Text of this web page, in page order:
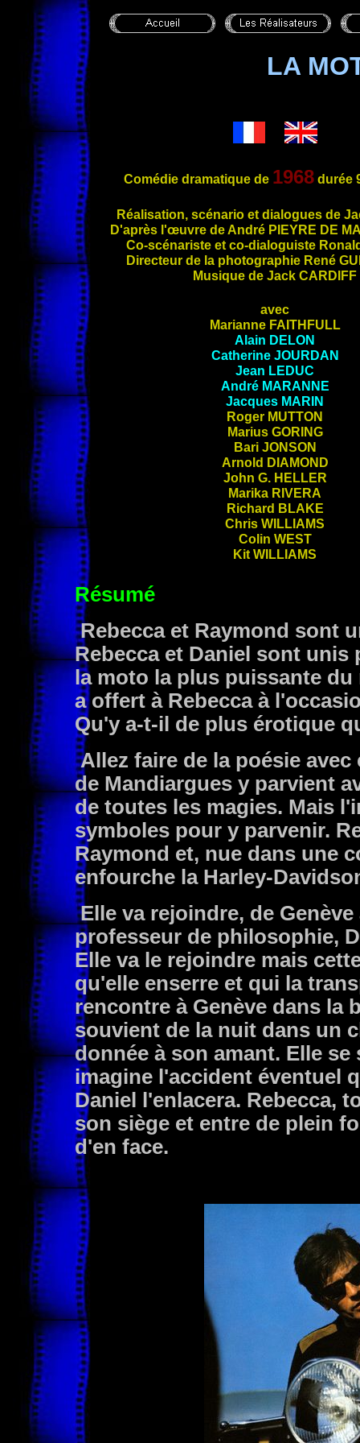
LA
Comédie dramatique de 1968 durée
Réalisation, scénario et dialogues de
D'après l'œuvre de André PIEYRE DE
Co-scénariste et co-dialoguiste
Directeur de la photographie René
Musique de Jack CARDIFF
avec
Marianne FAITHFULL
Alain DELON
Catherine JOURDAN
Jean LEDUC
André MARANNE
Jacques MARIN
Roger MUTTON
Marius GORING
Bari JONSON
Arnold DIAMOND
John G. HELLER
Marika RIVERA
Richard BLAKE
Chris WILLIAMS
Colin WEST
Kit WILLIAMS
Résumé
Rebecca et Raymond sont
Rebecca et Daniel sont unis
la moto la plus puissante du
a offert à Rebecca à
Qu'y a-t-il de plus érotique
Allez faire de la poésie
de Mandiargues y parvient
de toutes les magies. Mais
symboles pour y parvenir.
Raymond et, nue dans une
enfourche la Harley-
Elle va rejoindre, de
professeur de philosophie,
Elle va le rejoindre mais
qu'elle enserre et qui la
rencontre à Genève dans la
souvient de la nuit dans un
donnée à son amant. Elle
imagine l'accident éventuel
Daniel l'enlacera. Rebecca,
son siège et entre de plein
d'en face.